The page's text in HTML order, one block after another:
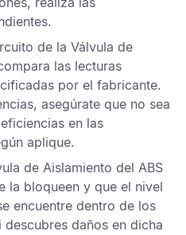
de la Válvula de
las lecturas
por el fabricante.
asegúrate que no sea
en las
aplique.
de Aislamiento del ABS
la bloqueen y que el nivel
encuentre dentro de los
daños en dicha